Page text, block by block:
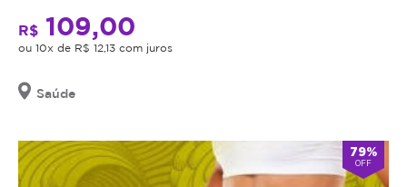
e
Masculino.
não
no
dia
Shine
Face:
Tratamento
Russo
R$ 109,00
ou 10x de R$ 12,13 com juros
Saúde
79%
OFF